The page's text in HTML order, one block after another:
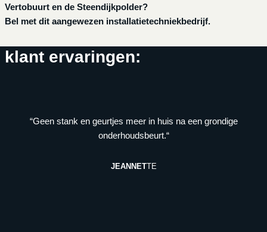
Vertobuurt en de Steendijkpolder?
Bel met dit aangewezen installatietechniekbedrijf.
klant ervaringen:
“Geen stank en geurtjes meer in huis na een grondige
onderhoudsbeurt.“
JEANNETTE